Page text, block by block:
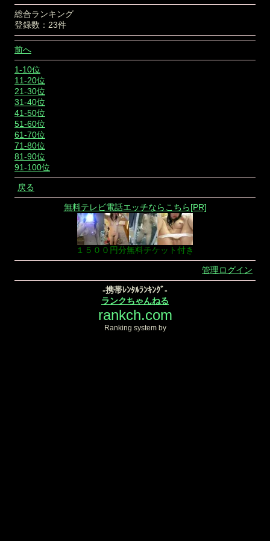
総合ランキング
登録数：23件
前へ
1-10位
11-20位
21-30位
31-40位
41-50位
51-60位
61-70位
71-80位
81-90位
91-100位
戻る
無料テレビ電話エッチならこちら[PR]
１５００円分無料チケット付き
管理ログイン
-携帯ﾚﾝﾀﾙﾗﾝｷﾝｸﾞ-
ランクちゃんねる
rankch.com
Ranking system by